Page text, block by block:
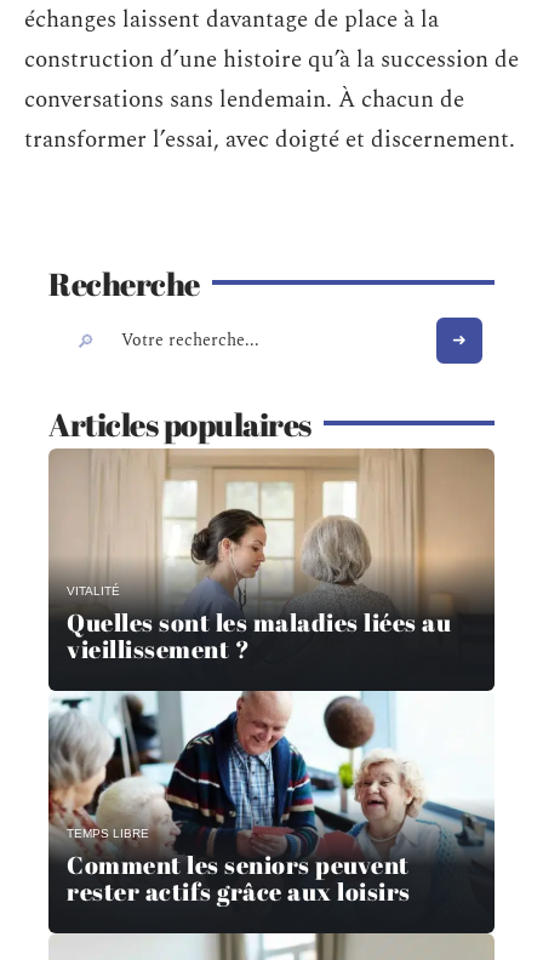
échanges laissent davantage de place à la
construction d’une histoire qu’à la succession de
conversations sans lendemain. À chacun de
transformer l’essai, avec doigté et discernement.
Recherche
Articles populaires
VITALITÉ
Quelles sont les maladies liées au
vieillissement ?
TEMPS LIBRE
Comment les seniors peuvent
rester actifs grâce aux loisirs